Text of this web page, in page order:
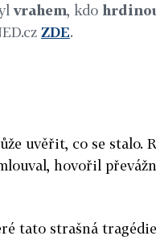
vrahem, kdo
ZDE.
uvěřit, co se stalo.
hovořil
tato strašná tragédie